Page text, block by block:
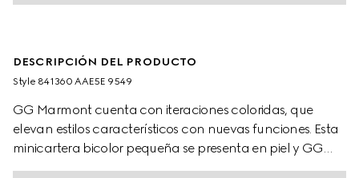
DESCRIPCIÓN DEL PRODUCTO
Style ‎841360 AAE5E 9549
GG Marmont cuenta con iteraciones coloridas, que
elevan estilos característicos con nuevas funciones. Esta
minicartera bicolor pequeña se presenta en piel y GG
Supreme, enriquecida con el detalle de Doble G.